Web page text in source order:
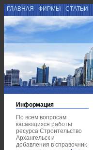
ГЛАВНАЯ ФИРМЫ СТАТЬИ
Информация
По всем вопросам
касающихся работы
ресурса Строительство
Архангельск и
добавления в справочник